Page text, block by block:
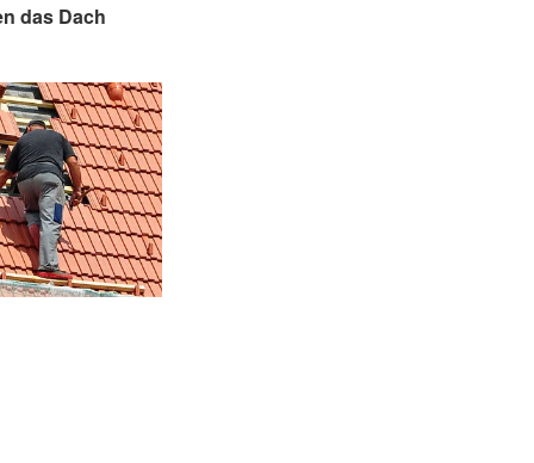
das Dach